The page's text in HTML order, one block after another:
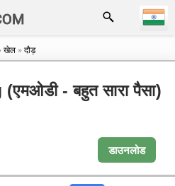
खेल»दौड़
- बहुत सारा पैसा)
डाउनलोड